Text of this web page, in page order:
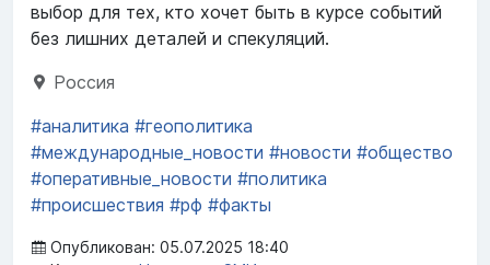
выбор для тех, кто хочет быть в курсе событий
без лишних деталей и спекуляций.
Россия
#аналитика #геополитика
#международные_новости #новости #общество
#оперативные_новости #политика
#происшествия #рф #факты
Опубликован: 05.07.2025 18:40